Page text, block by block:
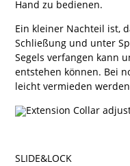
Hand zu bedienen.
Ein kleiner Nachteil ist,
Schließung und unter
Segels verfangen kann
entstehen können. Bei
leicht vermieden
SLIDE&LOCK